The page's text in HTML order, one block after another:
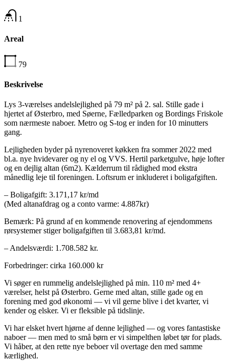
1
Areal
79
Beskrivelse
Lys 3-værelses andelslejlighed på 79 m² på 2. sal. Stille gade i
hjertet af Østerbro, med Søerne, Fælledparken og Bordings Friskole
som nærmeste naboer. Metro og S-tog er inden for 10 minutters
gang.
Lejligheden byder på nyrenoveret køkken fra sommer 2022 med
bl.a. nye hvidevarer og ny el og VVS. Hertil parketgulve, høje lofter
og en dejlig altan (6m2). Kælderrum til rådighed mod ekstra
månedlig leje til foreningen. Loftsrum er inkluderet i boligafgiften.
– Boligafgift: 3.171,17 kr/md
(Med altanafdrag og a conto varme: 4.887kr)
Bemærk: På grund af en kommende renovering af ejendommens
rørsystemer stiger boligafgiften til 3.683,81 kr/md.
– Andelsværdi: 1.708.582 kr.
Forbedringer: cirka 160.000 kr
Vi søger en rummelig andelslejlighed på min. 110 m² med 4+
værelser, helst på Østerbro. Gerne med altan, stille gade og en
forening med god økonomi — vi vil gerne blive i det kvarter, vi
kender og elsker. Vi er fleksible på tidslinje.
Vi har elsket hvert hjørne af denne lejlighed — og vores fantastiske
naboer — men med to små børn er vi simpelthen løbet tør for plads.
Vi håber, at den rette nye beboer vil overtage den med samme
kærlighed.